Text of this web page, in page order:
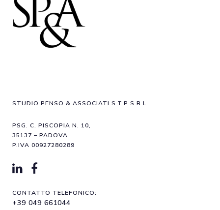
STUDIO PENSO & ASSOCIATI S.T.P S.R.L.
PSG. C. PISCOPIA N. 10,
35137 – PADOVA
P.IVA 00927280289
CONTATTO TELEFONICO:
+39 049 661044